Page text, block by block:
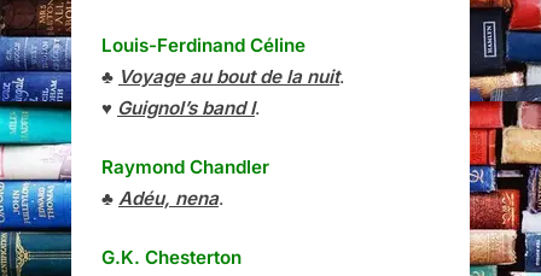
Louis-Ferdinand Céline
♣ Voyage au bout de la nuit.
♥ Guignol’s band I.
Raymond Chandler
♣ Adéu, nena.
G.K. Chesterton